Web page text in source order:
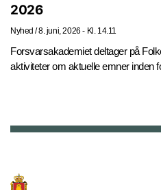
2026
Nyhed / 8. juni, 2026 - Kl. 14.11
Forsvarsakademiet deltager på
aktiviteter om aktuelle emner inden